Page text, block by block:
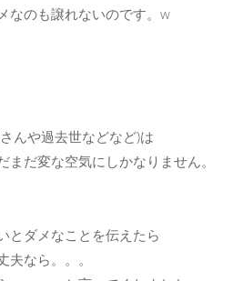
なのも譲れないのです。w
んや過去世などなど)は
だ変な空気にしかなりません。
とダメなことを伝えたら
夫なら。。。